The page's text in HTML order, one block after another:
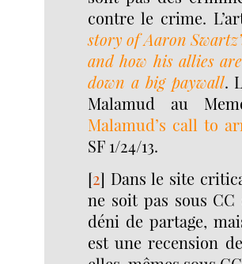
contre le crime.
story of Aaron
and how his allies
down a big paywall.
Malamud au
Malamud’s call to
SF 1/24/13.
[2] Dans le site
ne soit pas sous
déni de partage,
est une recension